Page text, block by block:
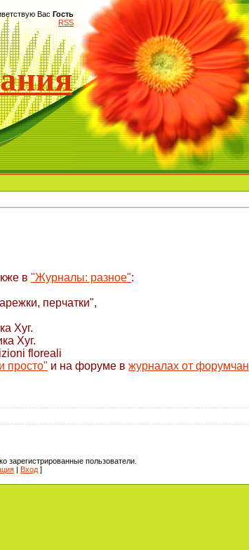
Вас Гость
RSS
в "Журналы: разное":
перчатки",
Хуг.
Хуг.
floreali
просто" и на форуме в журналах от форумчан
зарегистрированные пользователи.
| Вход ]